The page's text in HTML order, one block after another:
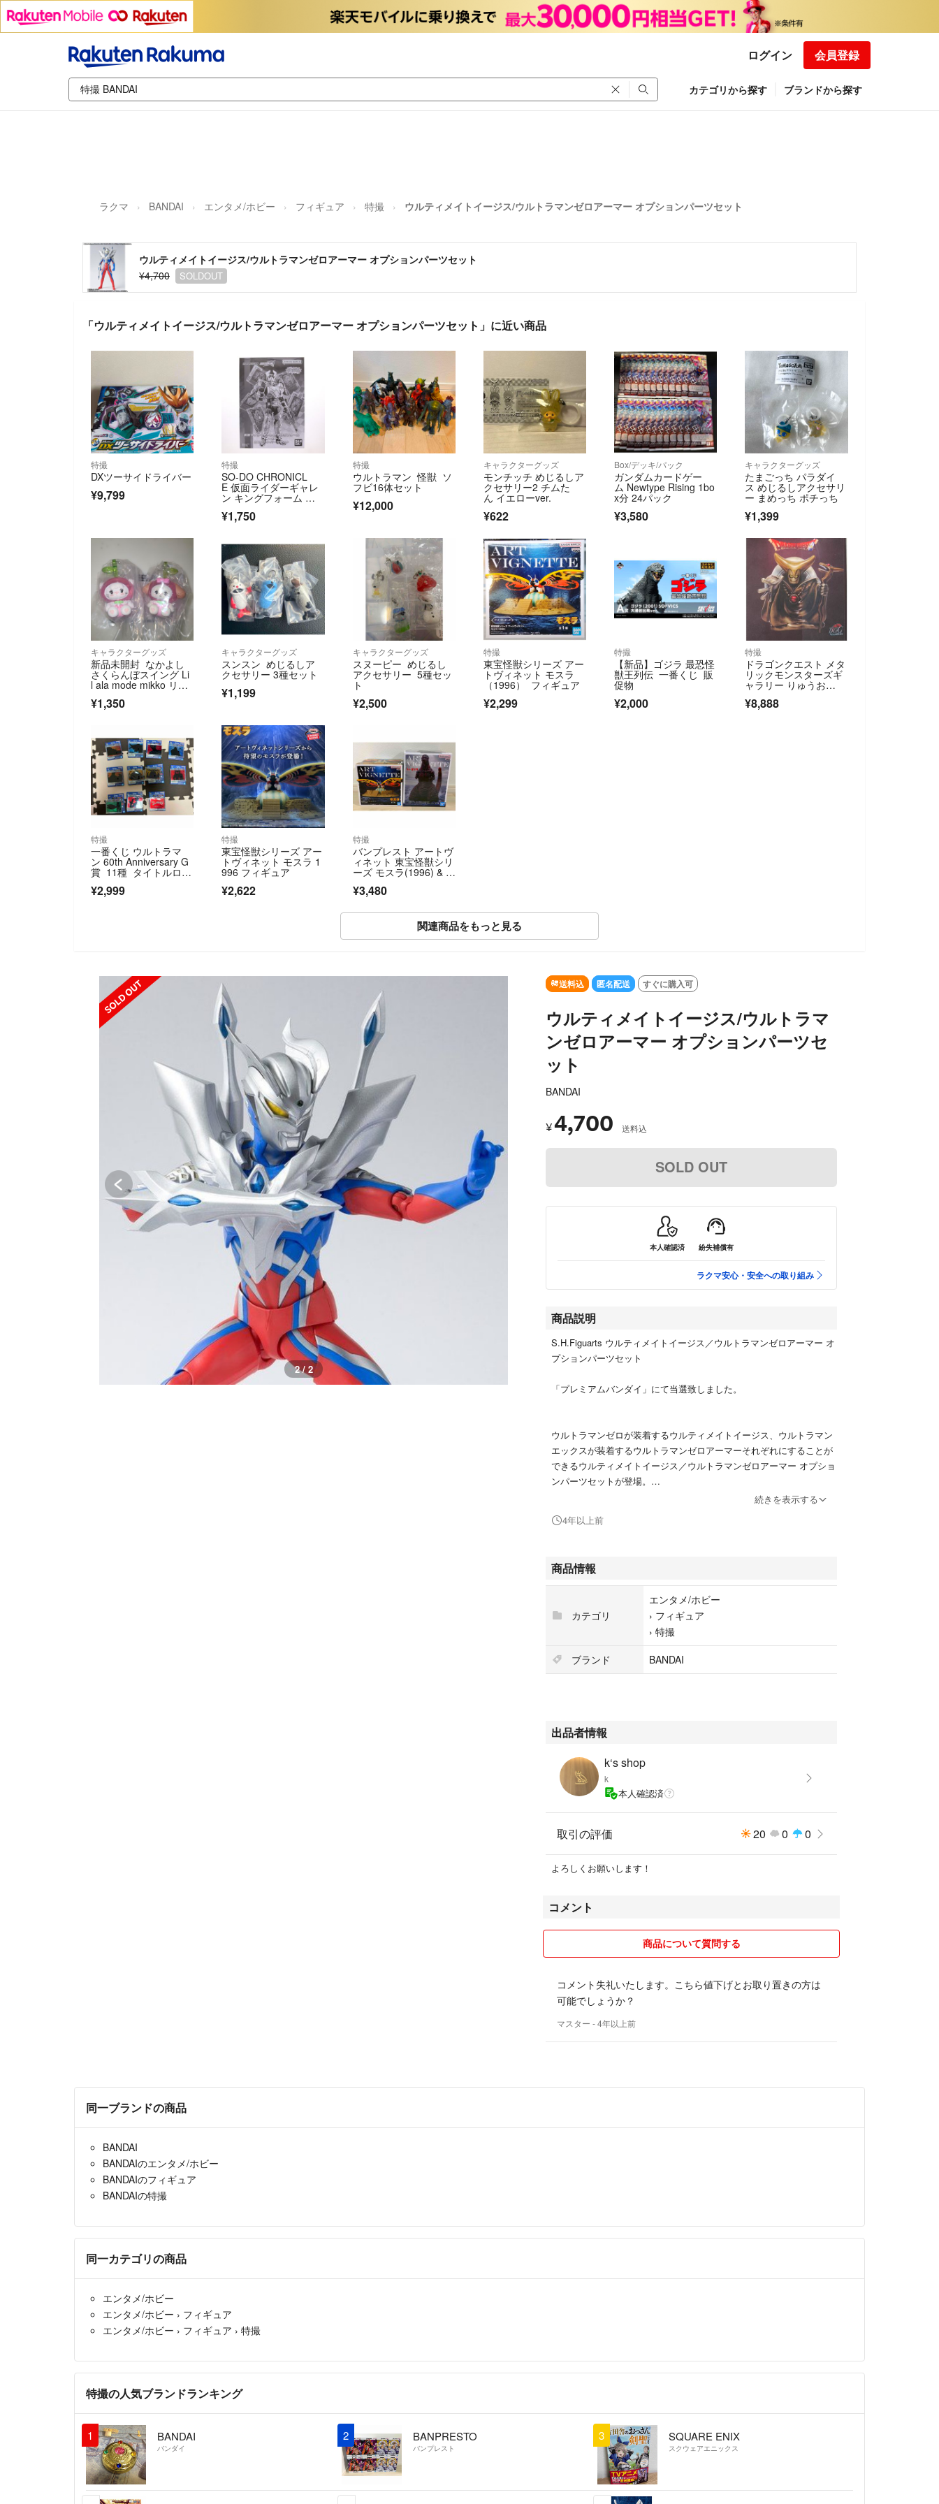
ログイン 会員登録
カテゴリから探す ブランドから探す
ラクマ BANDAI エンタメ/ホビー フィギュア 特撮 ウルティメイトイージス/ウルトラマンゼロアーマー オプションパーツセット
ウルティメイトイージス/ウルトラマンゼロアーマー オプションパーツセット
¥4,700
SOLDOUT
「ウルティメイトイージス/ウルトラマンゼロアーマー オプションパーツセット」に近い商品
特撮
DXツーサイドライバー
¥9,799
特撮
SO-DO CHRONICL
E 仮面ライダーギャレ
ン キングフォーム フ
ォーカード エフェクト
セット 同時購入キャン
ギュア用アクセサリ バ
ンダイ
¥1,750
特撮
ウルトラマン 怪獣 ソ
フビ16体セット
¥12,000
キャラクターグッズ
モンチッチ めじるしア
クセサリー2 チムた
ん イエローver.
¥622
Box/デッキ/パック
ガンダムカードゲー
ム Newtype Rising 1bo
x分 24パック
¥3,580
キャラクターグッズ
たまごっち パラダイ
ス めじるしアクセサリ
ー まめっち ポチっち
¥1,399
キャラクターグッズ
新品未開封 なかよし
さくらんぼスイング Li
l ala mode mikko リル
ース ガチャ
¥1,350
キャラクターグッズ
スンスン めじるしア
クセサリー 3種セット
¥1,199
キャラクターグッズ
スヌーピー めじるし
アクセサリー 5種セッ
ト
¥2,500
特撮
東宝怪獣シリーズ アー
トヴィネット モスラ
（1996） フィギュア
¥2,299
特撮
【新品】ゴジラ 最恐怪
獣王列伝 一番くじ 販
促物
¥2,000
特撮
ドラゴンクエスト メタ
リックモンスターズギ
ャラリー りゅうお
ョン～ スクウェア・エ
¥8,888
特撮
一番くじ ウルトラマ
ン 60th Anniversary G
賞 11種 タイトルロゴ
¥2,999
特撮
東宝怪獣シリーズ アー
トヴィネット モスラ 1
996 フィギュア
¥2,622
特撮
バンプレスト アートヴ
ィネット 東宝怪獣シリ
ーズ モスラ(1996) & シ
形態 2種セット
¥3,480
関連商品をもっと見る
SOLD OUT
1 / 2
送料込 匿名配送 すぐに購入可
ウルティメイトイージス/ウルトラマ
ンゼロアーマー オプションパーツセ
ット
BANDAI
¥4,700 送料込
SOLD OUT
本人確認済 紛失補償有
ラクマ安心・安全への取り組み
商品説明
S.H.Figuarts ウルティメイトイージス／ウルトラマンゼロアーマー オ
プションパーツセット
「プレミアムバンダイ」にて当選致しました。
ウルトラマンゼロが装着するウルティメイトイージス、ウルトラマン
エックスが装着するウルトラマンゼロアーマーそれぞれにすることが
できるウルティメイトイージス／ウルトラマンゼロアーマー オプショ
ンパーツセットが登場。
ファイナルウルティメイトゼロモードのパーツも付属した豪華オプシ
・ウルティメイトイージス／ウルトラマンゼロアーマー本体×１セッ
ト
・ウルトラマンゼロ換装用交換パーツ一式
・ウルトラマンエックス換装用交換パーツ一式
・ウルティメイトイージス ファイナルウルティメイトゼロモード
なお、返品対応はしておりません。
続きを表示する
4年以上前
商品情報
カテゴリ
エンタメ/ホビー
› フィギュア
› 特撮
ブランド
BANDAI
出品者情報
k‘s shop
k
本人確認済
取引の評価 20 0 0
よろしくお願いします！
コメント
商品について質問する
コメント失礼いたします。こちら値下げとお取り置きの方は
可能でしょうか？
マスター - 4年以上前
同一ブランドの商品
BANDAI
BANDAIのエンタメ/ホビー
BANDAIのフィギュア
BANDAIの特撮
同一カテゴリの商品
エンタメ/ホビー
エンタメ/ホビー › フィギュア
エンタメ/ホビー › フィギュア › 特撮
特撮の人気ブランドランキング
1 BANDAI
バンダイ
2 BANPRESTO
バンプレスト
3 SQUARE ENIX
スクウェアエニックス